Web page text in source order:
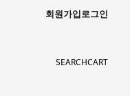
회원가입로그인
SEARCHCART